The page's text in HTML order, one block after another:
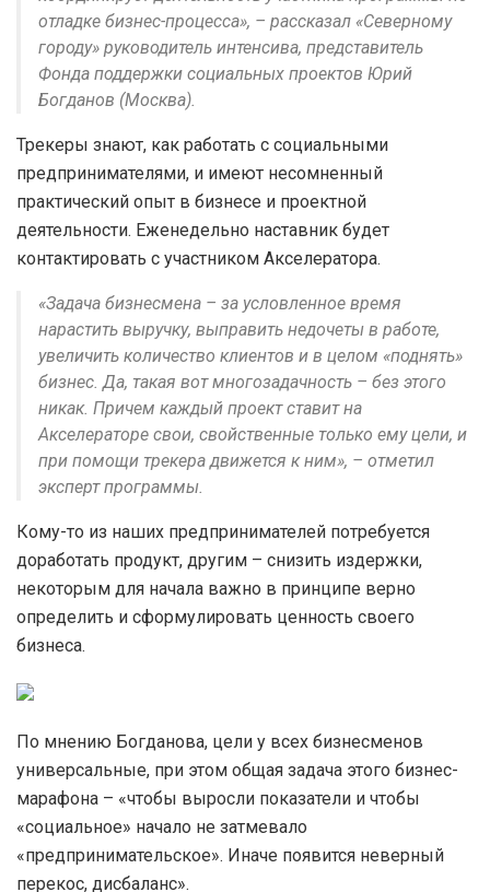
отладке бизнес-процесса», – рассказал «Северному
городу» руководитель интенсива, представитель
Фонда поддержки социальных проектов Юрий
Богданов (Москва).
Трекеры знают, как работать с социальными
предпринимателями, и имеют несомненный
практический опыт в бизнесе и проектной
деятельности. Еженедельно наставник будет
контактировать с участником Акселератора.
«Задача бизнесмена – за условленное время
нарастить выручку, выправить недочеты в работе,
увеличить количество клиентов и в целом «поднять»
бизнес. Да, такая вот многозадачность – без этого
никак. Причем каждый проект ставит на
Акселераторе свои, свойственные только ему цели, и
при помощи трекера движется к ним», – отметил
эксперт программы.
Кому-то из наших предпринимателей потребуется
доработать продукт, другим – снизить издержки,
некоторым для начала важно в принципе верно
определить и сформулировать ценность своего
бизнеса.
По мнению Богданова, цели у всех бизнесменов
универсальные, при этом общая задача этого бизнес-
марафона – «чтобы выросли показатели и чтобы
«социальное» начало не затмевало
«предпринимательское». Иначе появится неверный
перекос, дисбаланс».